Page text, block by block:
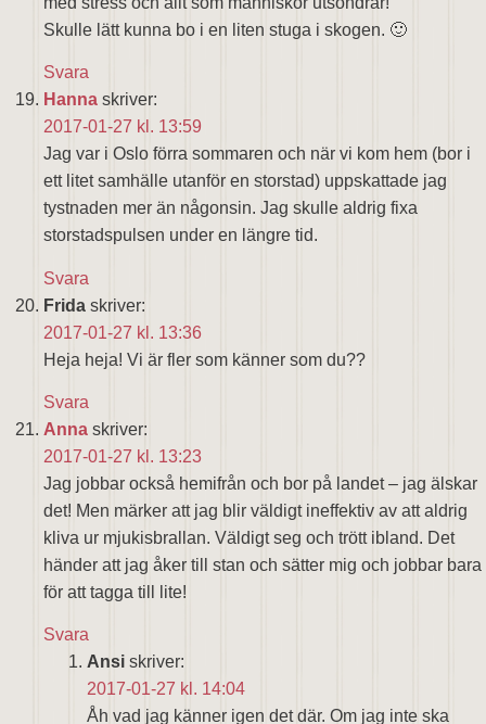
Skulle lätt kunna bo i en liten stuga i skogen. 🙂
Svara
Hanna skriver:
2017-01-27 kl. 13:59
Jag var i Oslo förra sommaren och när vi kom hem (bor i
ett litet samhälle utanför en storstad) uppskattade jag
tystnaden mer än någonsin. Jag skulle aldrig fixa
storstadspulsen under en längre tid.
Svara
Frida skriver:
2017-01-27 kl. 13:36
Heja heja! Vi är fler som känner som du??
Svara
Anna skriver:
2017-01-27 kl. 13:23
Jag jobbar också hemifrån och bor på landet – jag älskar
det! Men märker att jag blir väldigt ineffektiv av att aldrig
kliva ur mjukisbrallan. Väldigt seg och trött ibland. Det
händer att jag åker till stan och sätter mig och jobbar bara
för att tagga till lite!
Svara
Ansi skriver:
2017-01-27 kl. 14:04
Åh vad jag känner igen det där. Om jag inte ska